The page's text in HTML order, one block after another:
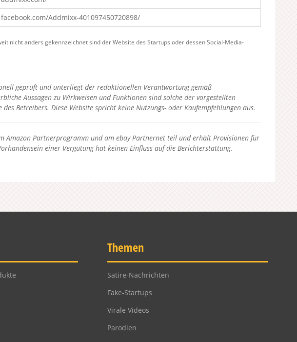
facebook.com/Addmixx-401097450720898/
nicht anders gekennzeichnet sind der Website des Startups oder dessen Social-Media-
geprüft und unterliegt der redaktionellen Verantwortung gemäß
Aussagen zu Wirkweisen und Funktionen sind solche der vorgestellten
des Betreibers. Diese Website spricht keine Nutzungs- oder Kaufempfehlungen aus.
Amazon Partnerprogramm und am ebay Partnernet teil und erhält Provisionen für
einer Vergütung hat keinen Einfluss auf die Berichterstattung.
Themen
Satire-Nachrichten
Fake-Startups
Virale Videos
Parodien